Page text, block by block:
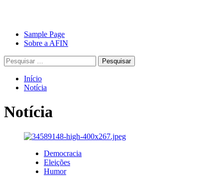
Avançar
para
conteúdo
Primary
Menu
Sample Page
Sobre a AFIN
Pesquisar
por:
Início
Notícia
Notícia
Democracia
Eleições
Humor